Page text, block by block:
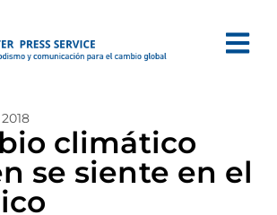
climático
se siente en el